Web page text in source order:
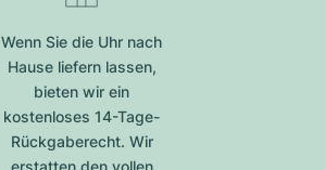
Wenn Sie die Uhr nach
Hause liefern lassen,
bieten wir ein
kostenloses 14-Tage-
Rückgaberecht. Wir
erstatten den vollen